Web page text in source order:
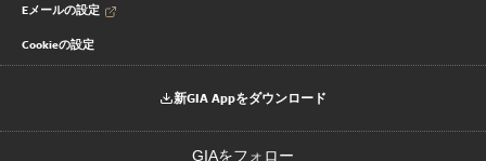
Eメールの設定
Cookieの設定
新GIA Appをダウンロード
GIAをフォロー